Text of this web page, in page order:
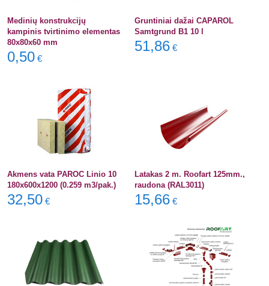
Medinių konstrukcijų
kampinis tvirtinimo elementas
80x80x60 mm
0,50 €
Gruntiniai dažai CAPAROL
Samtgrund B1 10 l
51,86 €
Akmens vata PAROC Linio 10
180x600x1200 (0.259 m3/pak.)
32,50 €
Latakas 2 m. Roofart 125mm.,
raudona (RAL3011)
15,66 €